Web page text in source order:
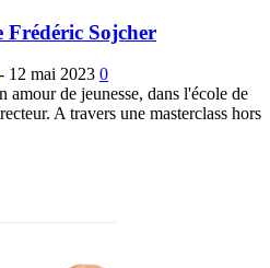
Frédéric Sojcher
- 12 mai 2023 0
de jeunesse, dans l'école de
A travers une masterclass hors